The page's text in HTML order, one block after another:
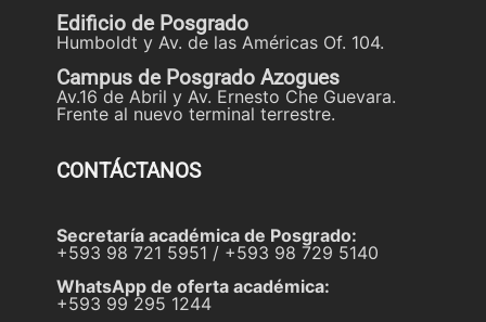
Edificio de Posgrado
Humboldt y Av. de las Américas Of. 104.
Campus de Posgrado Azogues
Av.16 de Abril y Av. Ernesto Che Guevara.
Frente al nuevo terminal terrestre.
CONTÁCTANOS
Secretaría académica de Posgrado:
+593 98 721 5951 / +593 98 729 5140
WhatsApp de oferta académica:
+593 99 295 1244